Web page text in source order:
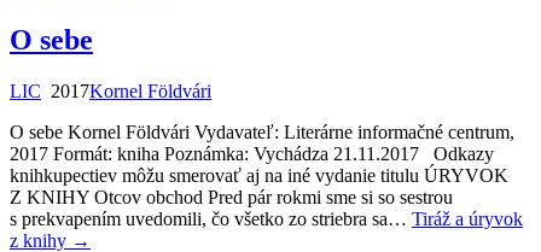
O sebe
LIC 2017Kornel Földvári
O sebe Kornel Földvári Vydavateľ: Literárne informačné centrum,
2017 Formát: kniha Poznámka: Vychádza 21.11.2017 Odkazy
knihkupectiev môžu smerovať aj na iné vydanie titulu ÚRYVOK
Z KNIHY Otcov obchod Pred pár rokmi sme si so sestrou
s prekvapením uvedomili, čo všetko zo striebra sa… Tiráž a úryvok
z knihy →